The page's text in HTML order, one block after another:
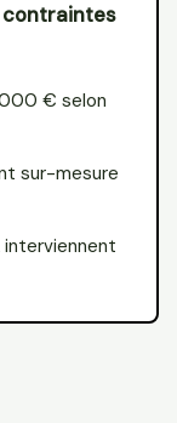
contraintes
€ selon
sur-mesure
interviennent